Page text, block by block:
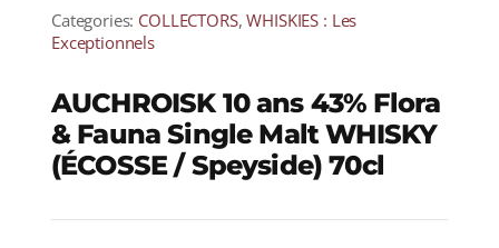
Categories: COLLECTORS,WHISKIES : Les
Exceptionnels
AUCHROISK 10 ans 43% Flora
& Fauna Single Malt WHISKY
(ÉCOSSE / Speyside) 70cl